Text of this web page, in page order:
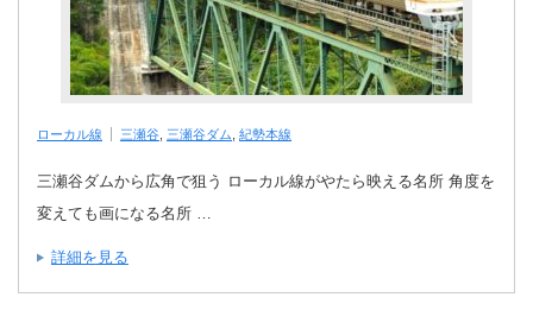
ローカル線 三瀬谷, 三瀬谷ダム, 紀勢本線
三瀬谷ダムから広角で狙う ローカル線がやたら映える名所 角度を
変えても画になる名所 …
詳細を見る